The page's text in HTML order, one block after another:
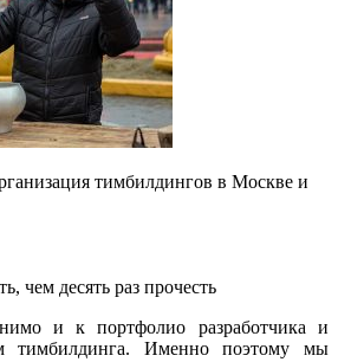
тимбилдингов в Москве и
чем десять раз прочесть
и к портфолио разработчика и
тимбилдинга. Именно поэтому мы